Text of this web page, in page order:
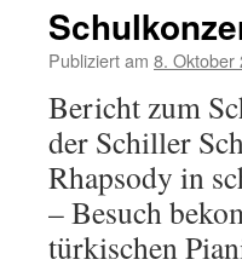
Publiziert am 8. Oktober
Bericht zum
der Schiller
Rhapsody in
– Besuch
türkischen